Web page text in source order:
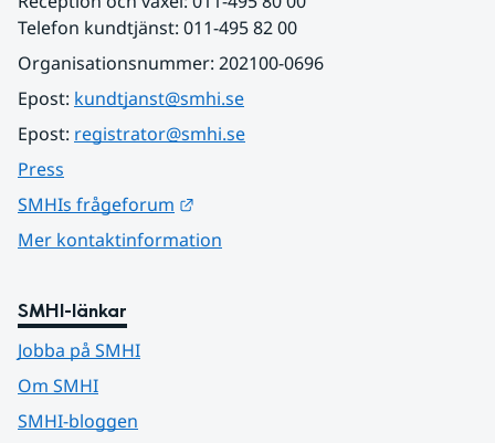
Telefon kundtjänst: 011-495 82 00
Organisationsnummer: 202100-0696
Epost: kundtjanst@smhi.se
Epost: registrator@smhi.se
Press
SMHIs frågeforum
Mer kontaktinformation
SMHI-länkar
Jobba på SMHI
Om SMHI
SMHI-bloggen